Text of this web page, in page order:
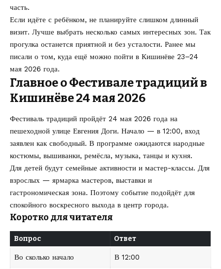
часть.
Если идёте с ребёнком, не планируйте слишком длинный
визит. Лучше выбрать несколько самых интересных зон. Так
прогулка останется приятной и без усталости. Ранее мы
писали о том, куда ещё можно пойти в Кишинёве 23–24
мая 2026 года.
Главное о Фестивале традиций в
Кишинёве 24 мая 2026
Фестиваль традиций пройдёт 24 мая 2026 года на
пешеходной улице Евгения Доги. Начало — в 12:00, вход
заявлен как свободный. В программе ожидаются народные
костюмы, вышиванки, ремёсла, музыка, танцы и кухня.
Для детей будут семейные активности и мастер-классы. Для
взрослых — ярмарка мастеров, выставки и
гастрономическая зона. Поэтому событие подойдёт для
спокойного воскресного выхода в центр города.
Коротко для читателя
Вопрос Ответ
Во сколько начало В 12:00